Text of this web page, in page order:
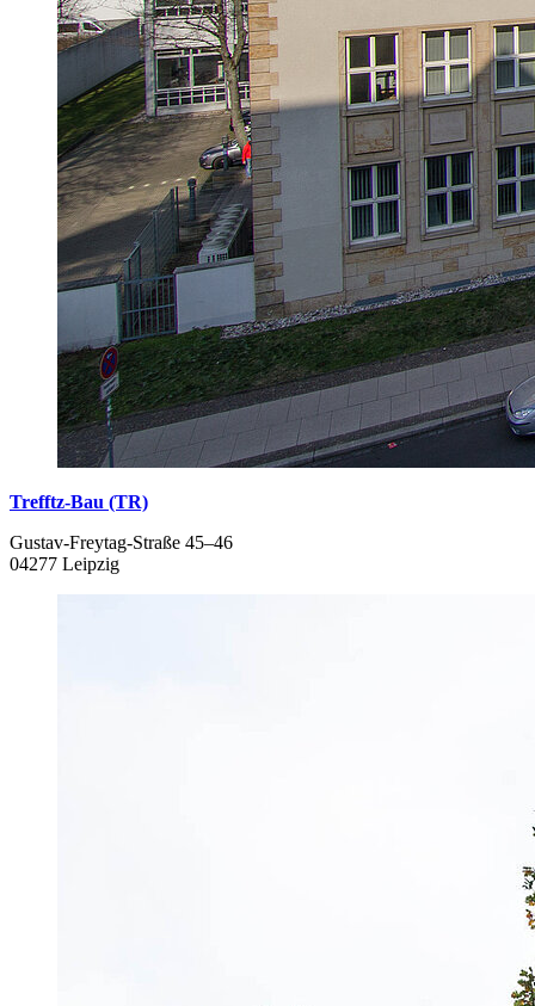
Trefftz-Bau (TR)
Gustav-Freytag-Straße 45–46
04277 Leipzig